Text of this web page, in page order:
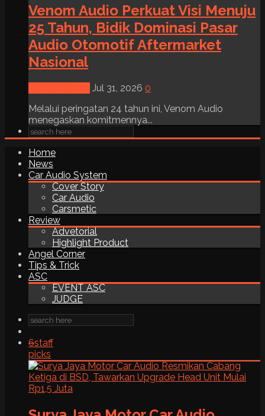
Venom Audio Perkuat Visi Menuju
25 Tahun, Bidik Dominasi Pasar
Audio Otomotif Aftermarket
Nasional
Jul 31, 2026 0
Melalui peringatan 24 tahun ini, Venom Audio
menegaskan komitmennya...
Home
News
Car Audio System
Cover Story
Car Audio
Carsmetic
Review
Advetorial
Highlight Product
Angel Corner
Tips & Trick
ASC
EVENT ASC
JUDGE
6staff
picks